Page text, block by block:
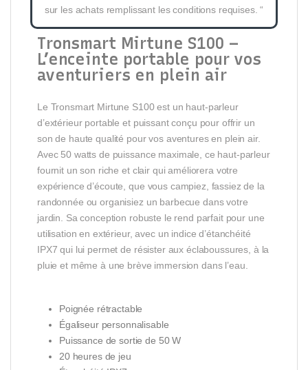
sur les achats remplissant les conditions requises. “
Tronsmart Mirtune S100 –
L’enceinte portable pour vos
aventuriers en plein air
Le Tronsmart Mirtune S100 est un haut-parleur
d’extérieur portable et puissant conçu pour offrir un
son de haute qualité pour vos aventures en plein air.
Avec 50 watts de puissance maximale, ce haut-parleur
fournit un son riche et clair qui améliorera votre
expérience d’écoute, que vous campiez, fassiez de la
randonnée ou organisiez un barbecue dans votre
jardin. Sa conception robuste le rend parfait pour une
utilisation en extérieur, avec un indice d’étanchéité
IPX7 qui lui permet de résister aux éclaboussures, à la
pluie et même à une brève immersion dans l’eau.
Poignée rétractable
Égaliseur personnalisable
Puissance de sortie de 50 W
20 heures de jeu